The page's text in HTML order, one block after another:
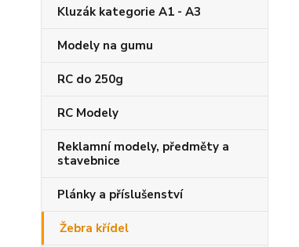
Kluzák kategorie A1 - A3
Modely na gumu
RC do 250g
RC Modely
Reklamní modely, předměty a
stavebnice
Plánky a příslušenství
Žebra křídel